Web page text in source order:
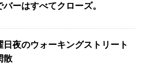
バーはすべてクローズ。
日夜のウォーキングストリート
散